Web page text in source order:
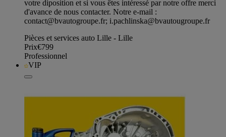
votre diposition et si vous êtes intéressé par notre offre merci
d'avance de nous contacter. Notre e-mail :
contact@bvautogroupe.fr; i.pachlinska@bvautougroupe.fr
Pièces et services auto Lille - Lille
Prix€799
Professionnel
VIP